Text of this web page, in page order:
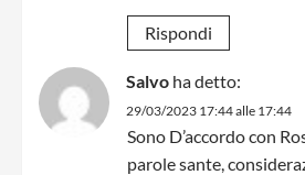
Rispondi
Salvo ha detto:
29/03/2023 17:44 alle 17:44
Sono D’accordo con
parole sante,